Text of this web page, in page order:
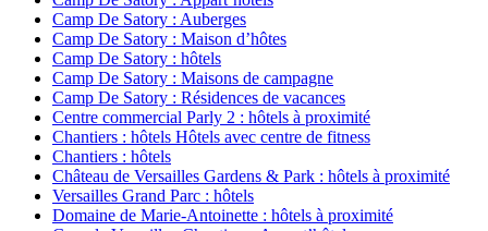
Camp De Satory : Auberges
Camp De Satory : Maison d’hôtes
Camp De Satory : hôtels
Camp De Satory : Maisons de campagne
Camp De Satory : Résidences de vacances
Centre commercial Parly 2 : hôtels à proximité
Chantiers : hôtels Hôtels avec centre de fitness
Chantiers : hôtels
Château de Versailles Gardens & Park : hôtels à proximité
Versailles Grand Parc : hôtels
Domaine de Marie-Antoinette : hôtels à proximité